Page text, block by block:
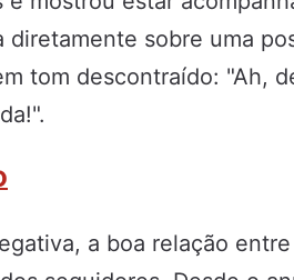
diretamente sobre uma
tom descontraído: "Ah,
a boa relação